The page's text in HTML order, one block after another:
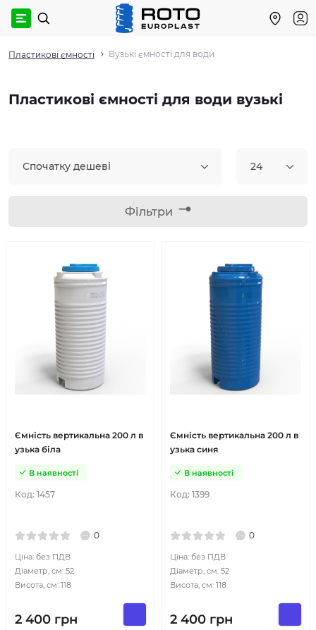
Пластикові ємності Вузькі ємності для води
Пластикові ємності для води вузькі
Спочатку дешеві 24
Фільтри
Ємність вертикальна 200 л в
узька біла
Код: 1457
В наявності
0
Ціна: без ПДВ
Діаметр, см: 52
Висота, см: 118
2 400 грн
Ємність вертикальна 200 л в
узька синя
Код: 1399
В наявності
0
Ціна: без ПДВ
Діаметр, см: 52
Висота, см: 118
2 400 грн